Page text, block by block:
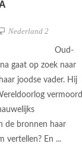
Nederland 2
Oud-
gaat op zoek naar
joodse vader. Hij
vermoord
de bronnen haar
vertellen? En ...